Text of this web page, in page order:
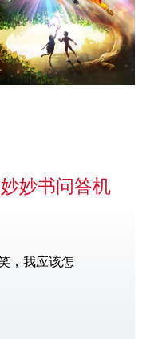
妙书问答机
，我应该怎